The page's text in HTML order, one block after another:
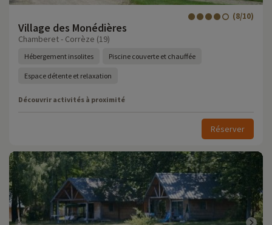
Village des Monédières
(8/10)
Chamberet - Corrèze (19)
Hébergement insolites Piscine couverte et chauffée
Espace détente et relaxation
Découvrir activités à proximité
Réserver